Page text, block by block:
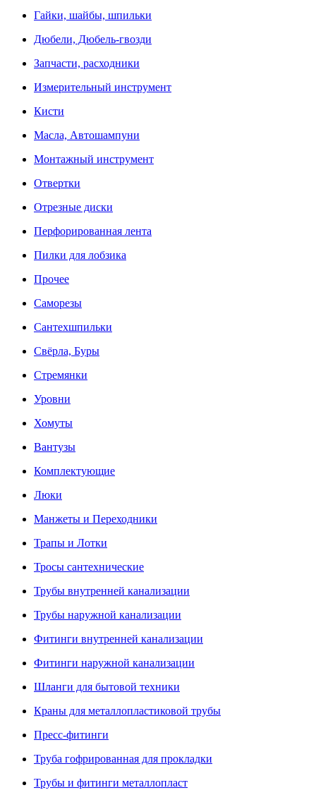
Гайки, шайбы, шпильки
Дюбели, Дюбель-гвозди
Запчасти, расходники
Измерительный инструмент
Кисти
Масла, Автошампуни
Монтажный инструмент
Отвертки
Отрезные диски
Перфорированная лента
Пилки для лобзика
Прочее
Саморезы
Сантехшпильки
Свёрла, Буры
Стремянки
Уровни
Хомуты
Вантузы
Комплектующие
Люки
Манжеты и Переходники
Трапы и Лотки
Тросы сантехнические
Трубы внутренней канализации
Трубы наружной канализации
Фитинги внутренней канализации
Фитинги наружной канализации
Шланги для бытовой техники
Краны для металлопластиковой трубы
Пресс-фитинги
Труба гофрированная для прокладки
Трубы и фитинги металлопласт